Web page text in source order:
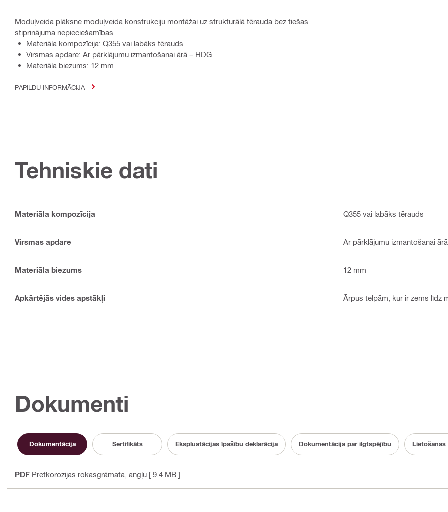
Moduļveida plāksne moduļveida konstrukciju montāžai uz strukturālā tērauda bez tiešas
stiprinājuma nepieciešamības
Materiāla kompozīcija: Q355 vai labāks tērauds
Virsmas apdare: Ar pārklājumu izmantošanai ārā – HDG
Materiāla biezums: 12 mm
PAPILDU INFORMĀCIJA
Tehniskie dati
Materiāla kompozīcija Q355 vai labāks tērauds
Virsmas apdare Ar pārklājumu izmantošanai
Materiāla biezums 12 mm
Apkārtējās vides apstākļi Ārpus telpām, kur ir zems līdz
Dokumenti
Dokumentācija Sertifikāts Ekspluatācijas īpašību deklarācija Dokumentācija par ilgtspējību Lietošanas
PDF Pretkorozijas rokasgrāmata , angļu [ 9.4 MB ]